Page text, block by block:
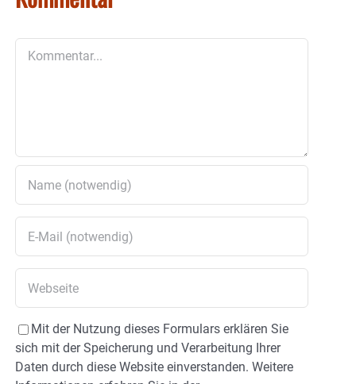
Mit der Nutzung dieses Formulars erklären Sie
sich mit der Speicherung und Verarbeitung Ihrer
Daten durch diese Website einverstanden. Weitere